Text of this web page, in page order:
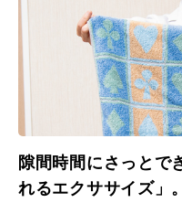
隙間時間にさっとで
れるエクササイズ」。